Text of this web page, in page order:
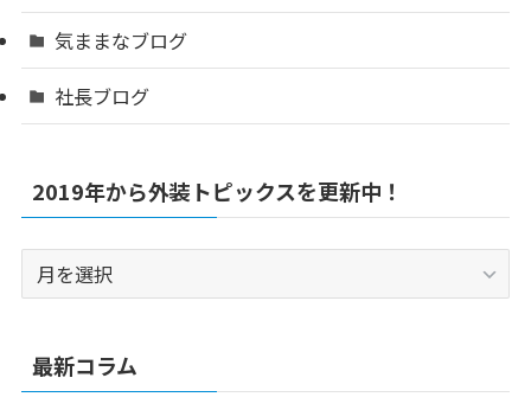
気ままなブログ
社長ブログ
2019年から外装トピックスを更新中！
2019
年
ら
外
最新コラム